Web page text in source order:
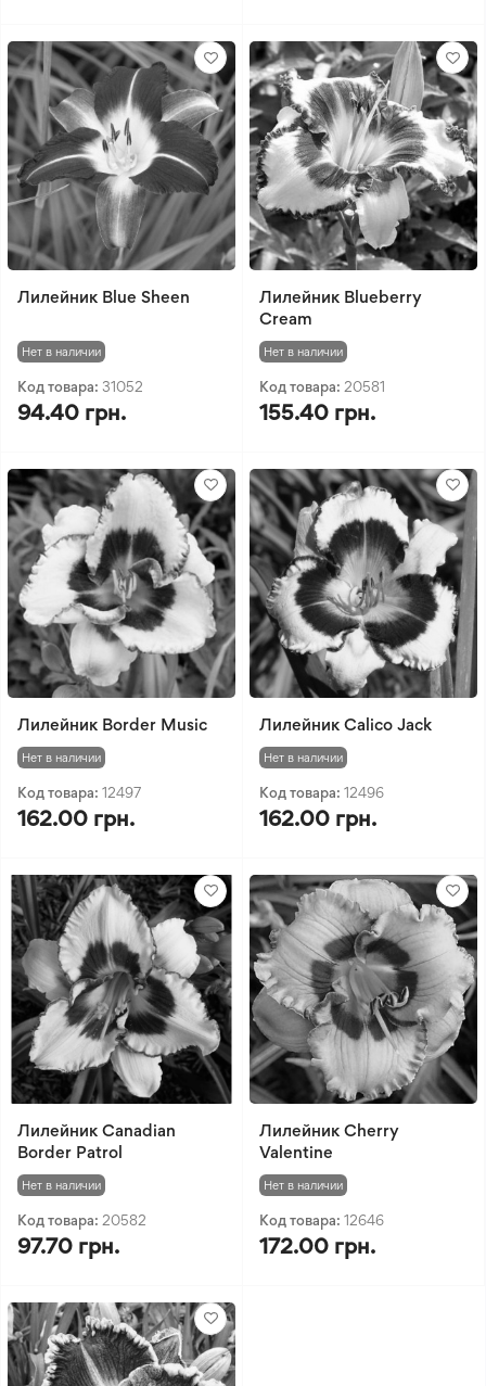
Лилейник Blue Sheen
Нет в наличии
Код товара: 31052
94.40 грн.
Лилейник Blueberry
Cream
Нет в наличии
Код товара: 20581
155.40 грн.
Лилейник Border Music
Нет в наличии
Код товара: 12497
162.00 грн.
Лилейник Calico Jack
Нет в наличии
Код товара: 12496
162.00 грн.
Лилейник Canadian
Border Patrol
Нет в наличии
Код товара: 20582
97.70 грн.
Лилейник Cherry
Valentine
Нет в наличии
Код товара: 12646
172.00 грн.